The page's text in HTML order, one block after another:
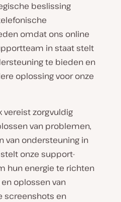
beslissing
omdat ons online
in staat stelt
te bieden en
oplossing voor onze
vereist zorgvuldig
van problemen,
van ondersteuning in
onze support-
hun energie te richten
oplossen van
screenshots en